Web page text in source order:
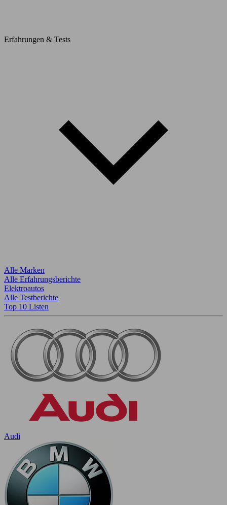
Erfahrungen & Tests
Alle Marken
Alle Erfahrungsberichte
Elektroautos
Alle Testberichte
Top 10 Listen
Audi